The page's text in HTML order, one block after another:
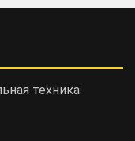
техника